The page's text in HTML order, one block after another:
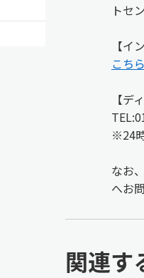
トセ
【イ
こちら
【デ
※24
なお
へお
関連す